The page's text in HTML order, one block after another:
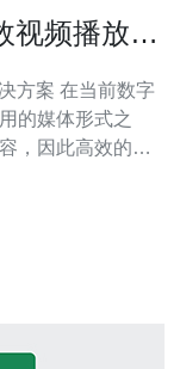
视频播放解
前数字
的媒体形式之
，因此高效的视
是一种